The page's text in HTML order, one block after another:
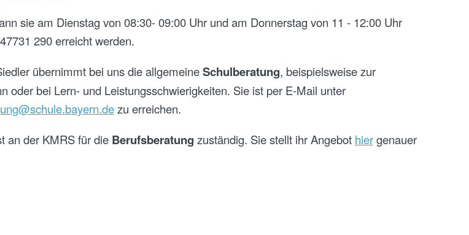
sie am Dienstag von 08:30- 09:00 Uhr und am Donnerstag von 11 - 12:00 Uhr
290 erreicht werden.
übernimmt bei uns die allgemeineSchulberatung, beispielsweise zur
oder bei Lern- und Leistungsschwierigkeiten. Sie ist per E-Mail unter
zu erreichen.
an der KMRS für die Berufsberatung zuständig. Sie stellt ihr Angebot hiergenauer